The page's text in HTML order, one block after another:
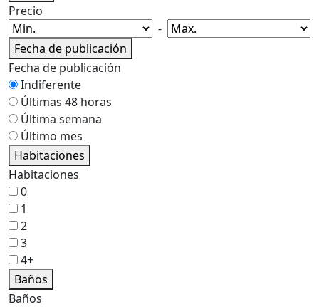
Precio
-
Fecha de publicación
Fecha de publicación
Indiferente
Últimas 48 horas
Última semana
Último mes
Habitaciones
Habitaciones
0
1
2
3
4+
Baños
Baños